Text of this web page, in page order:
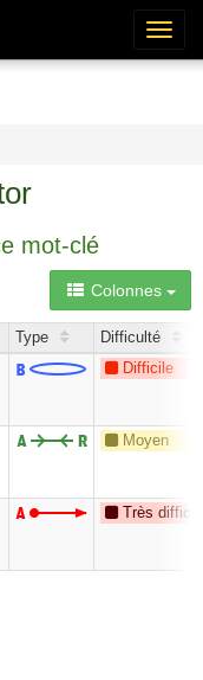
mot-clé
Colonnes
Type
Difficulté
Difficile
Moyen
Très